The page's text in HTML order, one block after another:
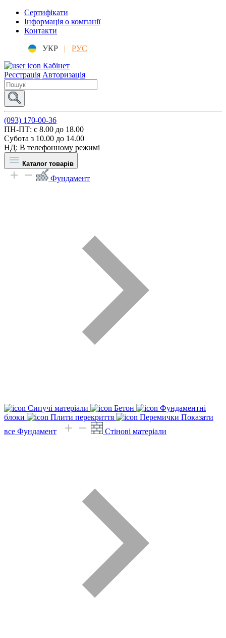
Сертифікати
Інформація о компанії
Контакти
УКР |
РУС
Кабінет
Реєстрація Авторизація
(093) 170-00-36
ПН-ПТ: c 8.00 до 18.00
Субота з 10.00 до 14.00
НД: В телефонному режимі
Каталог товарів
Фундамент
Сипучі матеріали Бетон
Фундаментні
блоки
Плити перекриття Перемички Показати
все Фундамент
Стінові матеріали